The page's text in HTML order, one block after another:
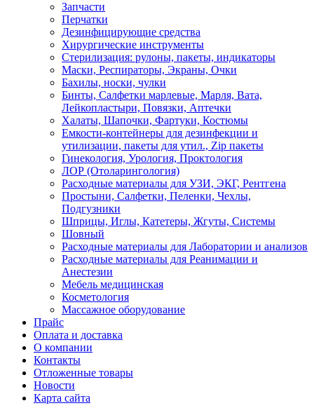
Запчасти
Перчатки
Дезинфицирующие средства
Хирургические инструменты
Стерилизация: рулоны, пакеты, индикаторы
Маски, Респираторы, Экраны, Очки
Бахилы, носки, чулки
Бинты, Салфетки марлевые, Марля, Вата,
Лейкопластыри, Повязки, Аптечки
Халаты, Шапочки, Фартуки, Костюмы
Емкости-контейнеры для дезинфекции и
утилизации, пакеты для утил., Zip пакеты
Гинекология, Урология, Проктология
ЛОР (Отоларингология)
Расходные материалы для УЗИ, ЭКГ, Рентгена
Простыни, Салфетки, Пеленки, Чехлы,
Подгузники
Шприцы, Иглы, Катетеры, Жгуты, Системы
Шовный
Расходные материалы для Лаборатории и анализов
Расходные материалы для Реанимации и
Анестезии
Мебель медицинская
Косметология
Массажное оборудование
Прайс
Оплата и доставка
О компании
Контакты
Отложенные товары
Новости
Карта сайта